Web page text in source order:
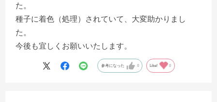
た。
種子に着色（処理）されていて、大変助かりまし
た。
今後も宜しくお願いいたします。
参考になった 0 Like! 0